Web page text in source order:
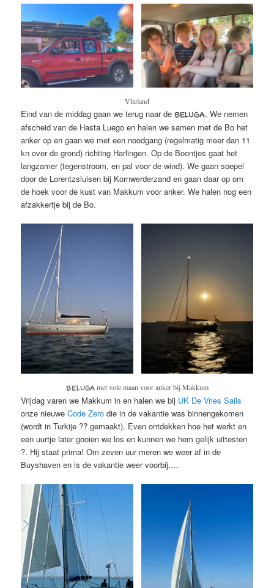
Vlieland
Eind van de middag gaan we terug naar deBELUGA. We nemen
afscheid van de Hasta Luego en halen we samen met de Bo het
anker op en gaan we met een noodgang (regelmatig meer dan 11
kn over de grond) richting Harlingen. Op de Boontjes gaat het
langzamer (tegenstroom, en pal voor de wind). We gaan soepel
door de Lorentzsluisen bij Kornwerderzand en gaan daar op om
de hoek voor de kust van Makkum voor anker. We halen nog een
afzakkertje bij de Bo.
BELUGAmet vole maan voor anker bij Makkum
Vrijdag varen we Makkum in en halen we bij UK De Vries Sails
onze nieuweCode Zero die in de vakantie was binnengekomen
(wordt in Turkije ?? gemaakt). Even ontdekken hoe het werkt en
een uurtje later gooien we los en kunnen we hem gelijk uittesten
?. Hij staat prima! Om zeven uur meren we weer af in de
Buyshaven en is de vakantie weer voorbij….